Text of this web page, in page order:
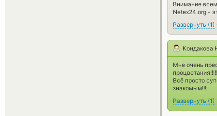
Внимание
Netex24.org -
Развернуть (1)
Кондакова
Мне очень
Всё просто
знакомым!!!
Развернуть (1)